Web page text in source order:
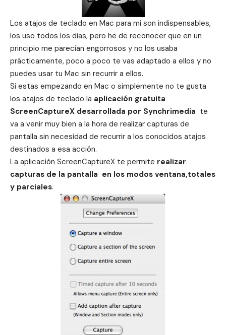
Los atajos de teclado en Mac para mi son indispensables,
los uso todos los dias, pero he de reconocer que en un
principio me parecían engorrosos y no los usaba
prácticamente, poco a poco te vas adaptado a ellos y no
puedes usar tu Mac sin recurrir a ellos.
Si estas empezando en Mac o simplemente no te gusta
los atajos de teclado la aplicación gratuita
ScreenCaptureX desarrollada por Synchrimedia te
va a venir muy bien a la hora de realizar capturas de
pantalla sin necesidad de recurrir a los conocidos atajos
destinados a esa acción.
La aplicación ScreenCaptureX te permite realizar
capturas de la pantalla en los modos ventana,totales
y parciales.